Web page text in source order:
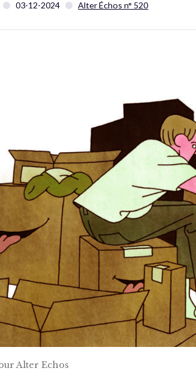
03-12-2024 Alter Échos n° 520
Alter Echos